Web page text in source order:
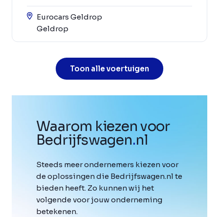
Eurocars Geldrop
Geldrop
Toon alle voertuigen
Waarom kiezen voor
Bedrijfswagen.nl
Steeds meer ondernemers kiezen voor
de oplossingen die Bedrijfswagen.nl te
bieden heeft. Zo kunnen wij het
volgende voor jouw onderneming
betekenen.